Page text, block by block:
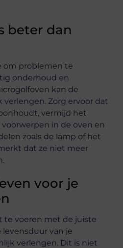
beter dan
om problemen te
onderhoud en
kan de
verlengen. Zorg ervoor dat
vermijd het
in de oven en
zoals de lamp of het
dat ze niet meer
voor je
te voeren met de juiste
van je
verlengen. Dit is niet